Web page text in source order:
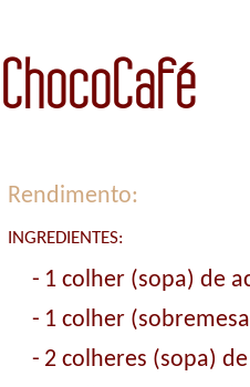
ChocoCafé
Rendimento:
INGREDIENTES:
- 1 colher (sopa) de
- 1 colher
- 2 colheres (sopa)